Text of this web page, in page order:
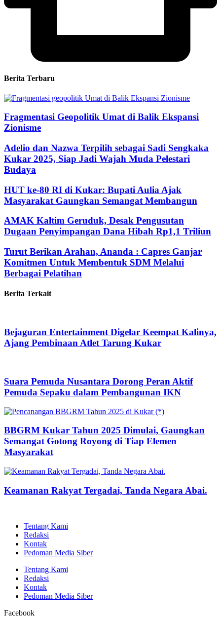
Berita Terbaru
Fragmentasi Geopolitik Umat di Balik Ekspansi
Zionisme
Adelio dan Nazwa Terpilih sebagai Sadi Sengkaka
Kukar 2025, Siap Jadi Wajah Muda Pelestari
Budaya
HUT ke-80 RI di Kukar: Bupati Aulia Ajak
Masyarakat Gaungkan Semangat Membangun
AMAK Kaltim Geruduk, Desak Pengusutan
Dugaan Penyimpangan Dana Hibah Rp1,1 Triliun
Turut Berikan Arahan, Ananda : Capres Ganjar
Komitmen Untuk Membentuk SDM Melalui
Berbagai Pelatihan
Berita Terkait
Bejaguran Entertainment Digelar Keempat Kalinya,
Ajang Pembinaan Atlet Tarung Kukar
Suara Pemuda Nusantara Dorong Peran Aktif
Pemuda Sepaku dalam Pembangunan IKN
BBGRM Kukar Tahun 2025 Dimulai, Gaungkan
Semangat Gotong Royong di Tiap Elemen
Masyarakat
Keamanan Rakyat Tergadai, Tanda Negara Abai.
Tentang Kami
Redaksi
Kontak
Pedoman Media Siber
Tentang Kami
Redaksi
Kontak
Pedoman Media Siber
Facebook